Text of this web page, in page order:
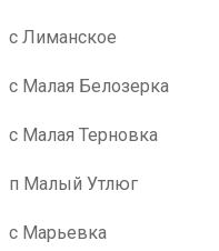
с Лиманское
с Малая Белозерка
с Малая Терновка
п Малый Утлюг
с Марьевка